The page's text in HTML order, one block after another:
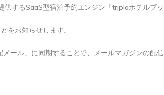
するSaaS型宿泊予約エンジン「triplaホテルブッ
をお知らせします。
ール」に同期することで、メールマガジンの配信